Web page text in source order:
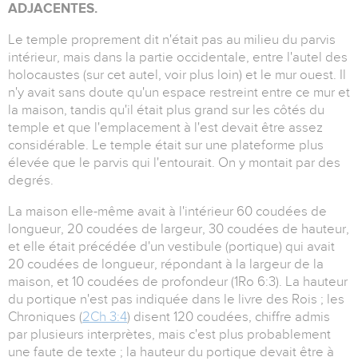
ADJACENTES.
Le temple proprement dit n'était pas au milieu du parvis
intérieur, mais dans la partie occidentale, entre l'autel des
holocaustes (sur cet autel, voir plus loin) et le mur ouest. Il
n'y avait sans doute qu'un espace restreint entre ce mur et
la maison, tandis qu'il était plus grand sur les côtés du
temple et que l'emplacement à l'est devait être assez
considérable. Le temple était sur une plateforme plus
élevée que le parvis qui l'entourait. On y montait par des
degrés.
La maison elle-même avait à l'intérieur 60 coudées de
longueur, 20 coudées de largeur, 30 coudées de hauteur,
et elle était précédée d'un vestibule (portique) qui avait
20 coudées de longueur, répondant à la largeur de la
maison, et 10 coudées de profondeur (1Ro 6:3). La hauteur
du portique n'est pas indiquée dans le livre des Rois ; les
Chroniques (2Ch 3:4) disent 120 coudées, chiffre admis
par plusieurs interprètes, mais c'est plus probablement
une faute de texte ; la hauteur du portique devait être à